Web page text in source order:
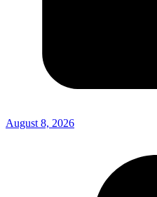
August 8, 2026